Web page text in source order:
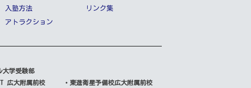
入塾方法
アトラクション
リンク集
大学受験部
広大附属前校
・東進衛星予備校広大附属前校